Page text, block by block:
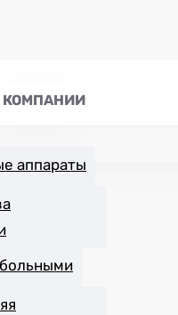
аппараты
КОМПАНИИ